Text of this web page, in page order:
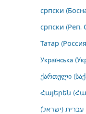
српски
српски (Реп.
Татар
Українська
ქართული
Հայերեն
עברית (ישראל)